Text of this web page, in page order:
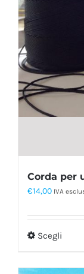
Corda per
€14,00 IVA
Scegli